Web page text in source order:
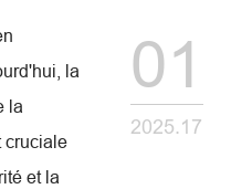
la
la
cruciale
et la
01
2025.17